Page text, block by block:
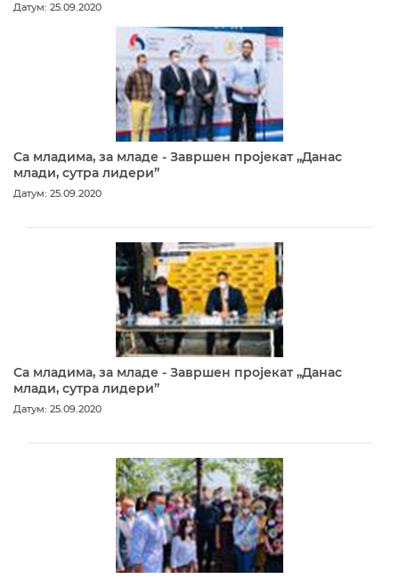
Датум: 25.09.2020
Са младима, за младе - Завршен пројекат „Данас
млади, сутра лидери”
Датум: 25.09.2020
Са младима, за младе - Завршен пројекат „Данас
млади, сутра лидери”
Датум: 25.09.2020